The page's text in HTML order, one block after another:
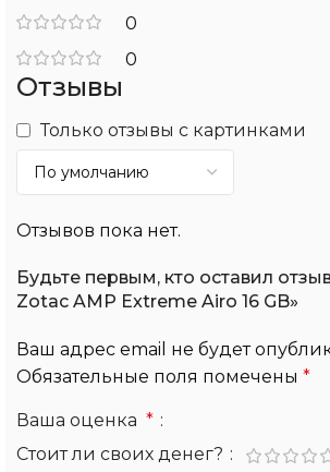
0
0
Отзывы
Только отзывы с картинками
Отзывов пока нет.
Будьте первым, кто оставил
Zotac AMP Extreme Airo 16 GB»
Ваш адрес email не будет
Обязательные поля помечены *
Ваша оценка *
Стоит ли своих денег?